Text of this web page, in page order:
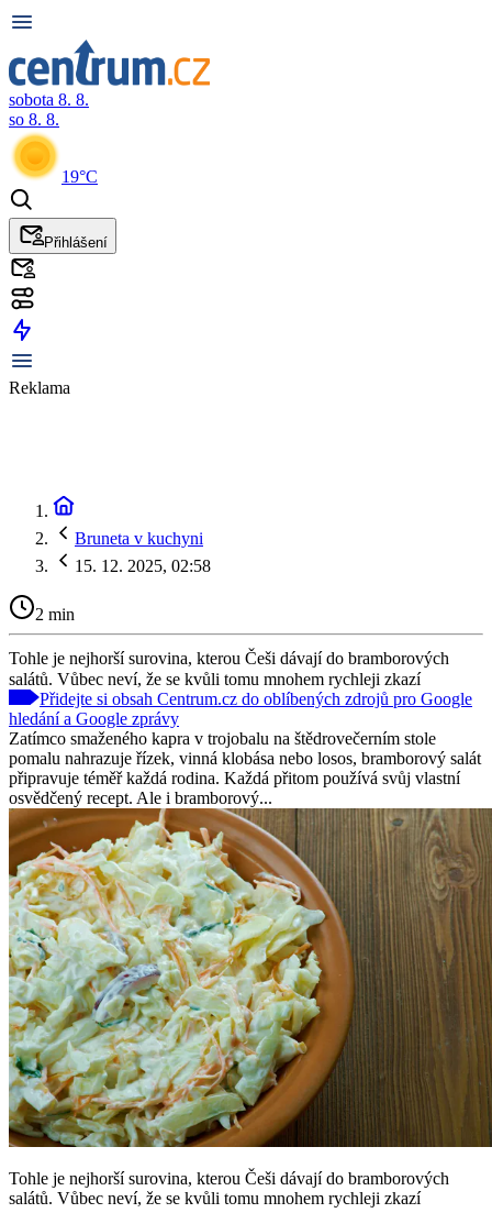
sobota 8. 8.
so 8. 8.
19°C
Přihlášení
Reklama
Bruneta v kuchyni
15. 12. 2025, 02:58
2 min
Tohle je nejhorší surovina, kterou Češi dávají do bramborových
salátů. Vůbec neví, že se kvůli tomu mnohem rychleji zkazí
Přidejte si obsah Centrum.cz do oblíbených zdrojů pro Google
hledání a Google zprávy
Zatímco smaženého kapra v trojobalu na štědrovečerním stole
pomalu nahrazuje řízek, vinná klobása nebo losos, bramborový salát
připravuje téměř každá rodina. Každá přitom používá svůj vlastní
osvědčený recept. Ale i bramborový...
Tohle je nejhorší surovina, kterou Češi dávají do bramborových
salátů. Vůbec neví, že se kvůli tomu mnohem rychleji zkazí